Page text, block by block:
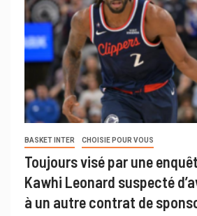
BASKET INTER CHOISIE POUR VOUS
Toujours visé par une
Kawhi Leonard suspecté
à un autre contrat de